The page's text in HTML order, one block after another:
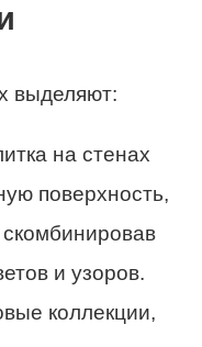
выделяют:
на стенах
поверхность,
и узоров.
коллекции,